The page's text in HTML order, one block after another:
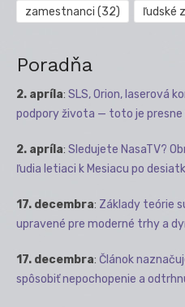
zamestnanci (32) ľudské
Poradňa
2. apríla: SLS, Orion, laserová
podpory života — toto je
2. apríla: Sledujete NasaTV?
ľudia letiaci k Mesiacu po
17. decembra: Základy teórie
upravené pre moderné trhy a
17. decembra: Článok
spôsobiť nepochopenie a